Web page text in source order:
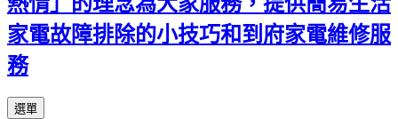
家電故障排除的小技巧和到府家電維修服
務
選單